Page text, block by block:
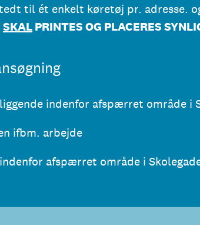
til ét enkelt køretøj pr. adresse.
SKALPRINTES OG PLACERES
indenfor afspærret område i
ifbm. arbejde
afspærret område i